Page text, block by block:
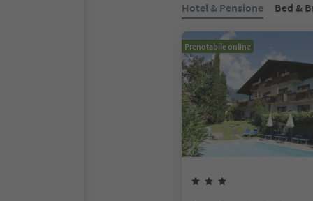
Hotel & Pensione Bed &
Prenotabile online